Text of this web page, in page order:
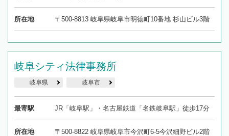
所在地 〒500-8813 岐阜県岐阜市明徳町10番地 杉山ビル3階
岐阜シティ法律事務所
岐阜県 岐阜市
最寄駅 JR「岐阜駅」・名古屋鉄道「名鉄岐阜駅」徒歩17分
所在地 〒500-8822 岐阜県岐阜市今沢町6-5今沢細野ビル2階